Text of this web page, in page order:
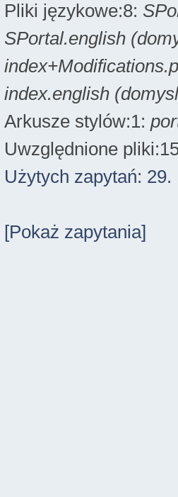
Pliki językowe:8:
SPortal.english
index.english
Arkusze stylów:1:
Uwzględnione
Użytych zapytań: 29.
[Pokaż zapytania]